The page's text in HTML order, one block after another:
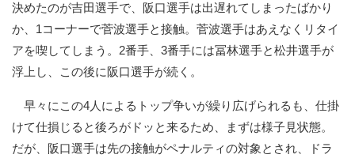
決めたのが吉田選手で、阪口選手は出遅れてしまったばかり
か、1コーナーで菅波選手と接触。菅波選手はあえなくリタイ
アを喫してしまう。2番手、3番手には冨林選手と松井選手が
浮上し、この後に阪口選手が続く。
早々にこの4人によるトップ争いが繰り広げられるも、仕掛
けて仕損じると後ろがドッと来るため、まずは様子見状態。
だが、阪口選手は先の接触がペナルティの対象とされ、ドラ